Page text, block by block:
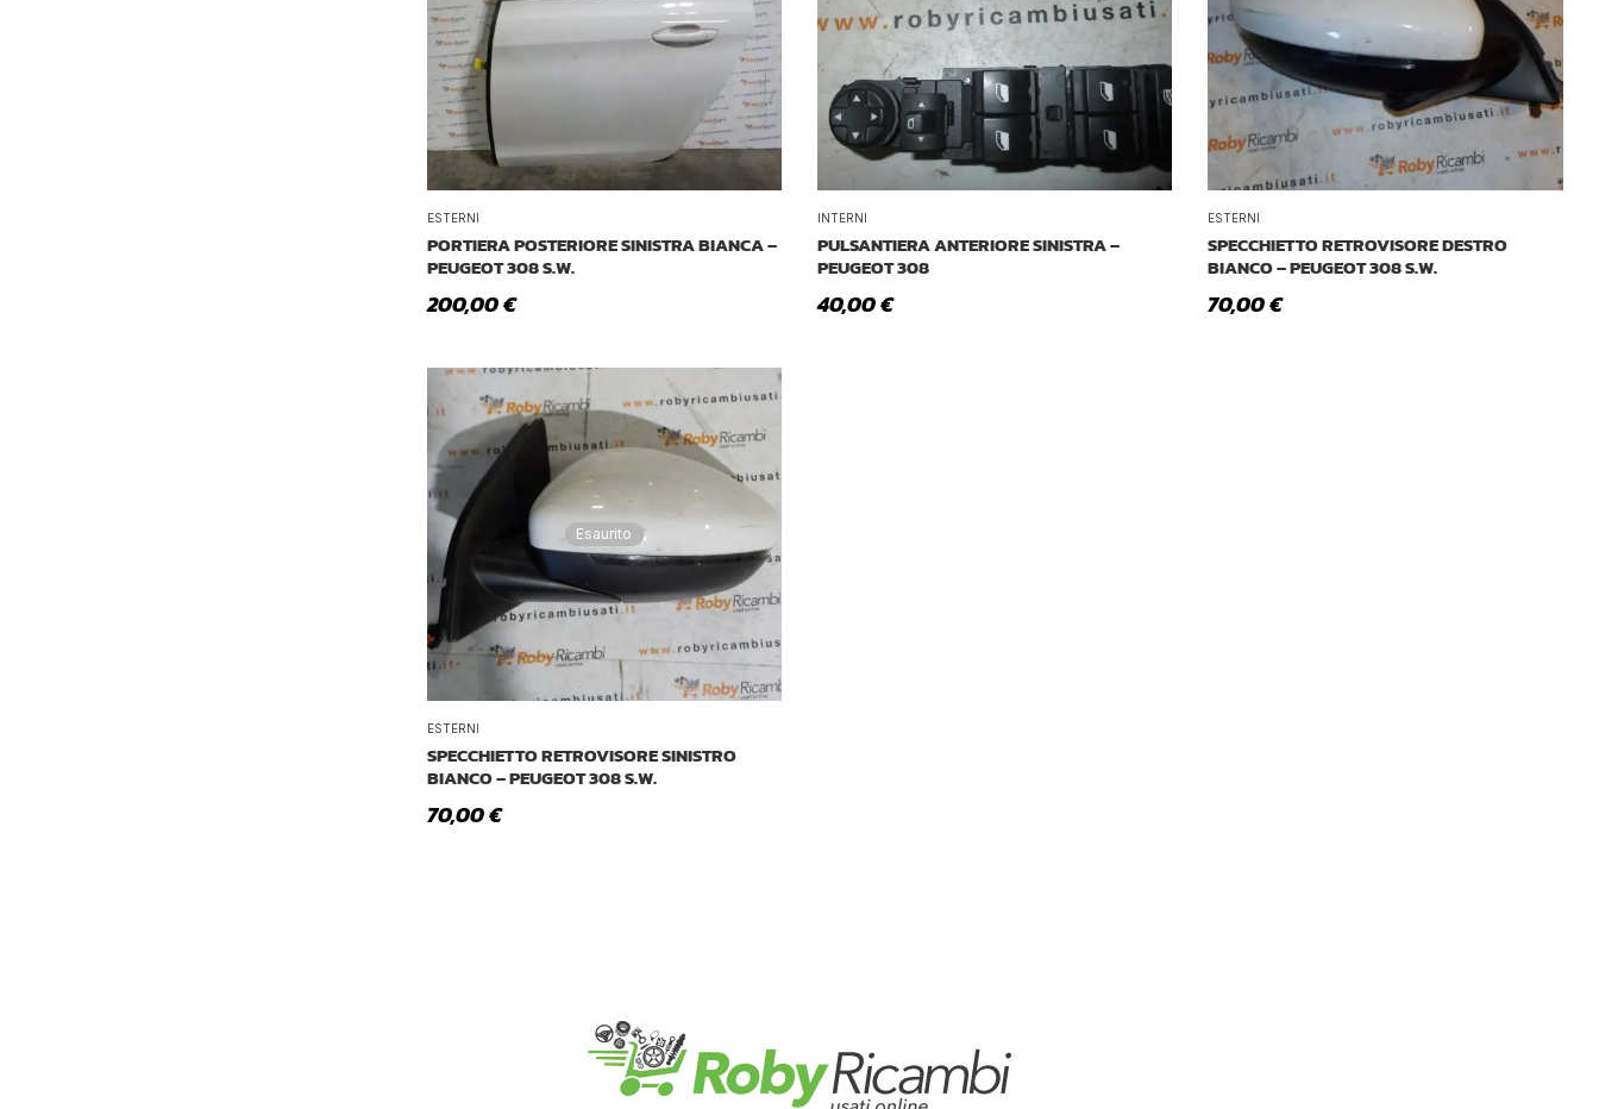
ESTERNI
PORTIERA POSTERIORE SINISTRA BIANCA –
PEUGEOT 308 S.W.
200,00€
INTERNI
PULSANTIERA ANTERIORE SINISTRA –
PEUGEOT 308
40,00€
ESTERNI
SPECCHIETTO RETROVISORE DESTRO
BIANCO – PEUGEOT 308 S.W.
70,00€
Esaurito
ESTERNI
SPECCHIETTO RETROVISORE SINISTRO
BIANCO – PEUGEOT 308 S.W.
70,00€